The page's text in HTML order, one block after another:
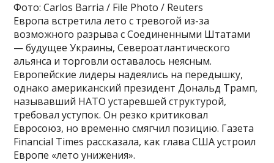
Фото: Carlos Barria / File Photo / Reuters
Европа встретила лето с тревогой из-за
возможного разрыва с Соединенными Штатами
— будущее Украины, Североатлантического
альянса и торговли оставалось неясным.
Европейские лидеры надеялись на передышку,
однако американский президент Дональд Трамп,
называвший НАТО устаревшей структурой,
требовал уступок. Он резко критиковал
Евросоюз, но временно смягчил позицию. Газета
Financial Times рассказала, как глава США устроил
Европе «лето унижения».